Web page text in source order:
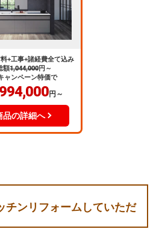
+工事+諸経費全て込み
額1,044,000円～
ャンペーン特価で
994,000円～
品の詳細へ
チンリフォームしていただ